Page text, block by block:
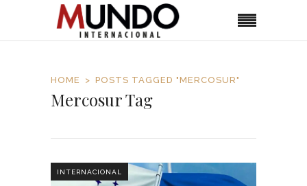
HOME POSTS TAGGED "MERCOSUR"
Mercosur Tag
INTERNACIONAL